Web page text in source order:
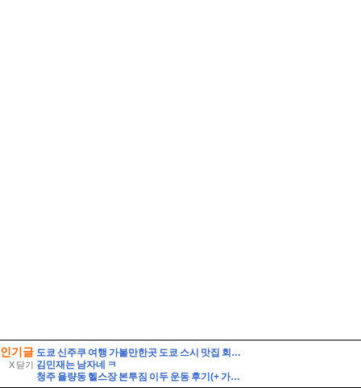
인기글
X 닫기
도쿄 신주쿠 여행 가볼만한곳 도쿄 스시 맛집 회전초밥 쿠라스시 예약
김민재는 남자네 ㅋ
청주 율량동 헬스장 본투짐 이두 운동 후기(+ 가격 할인 이벤트)